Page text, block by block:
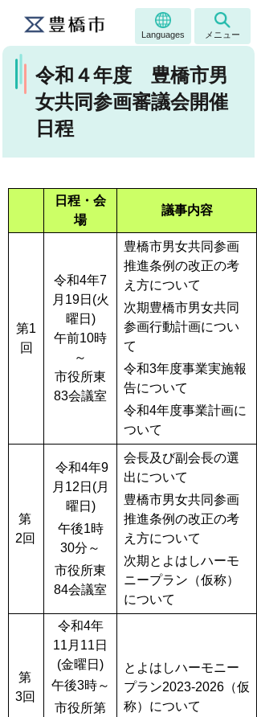
Languages メニュー
令和４年度 豊橋市男
女共同参画審議会開催
日程
日程・会
場
議事内容
第1
回
令和4年7
月19日(火
曜日)
午前10時
～
市役所東
83会議室
豊橋市男女共同参画
推進条例の改正の考
え方について
次期豊橋市男女共同
参画行動計画につい
て
令和3年度事業実施報
告について
令和4年度事業計画に
ついて
第
2回
令和4年9
月12日(月
曜日)
午後1時
30分～
市役所東
84会議室
会長及び副会長の選
出について
豊橋市男女共同参画
推進条例の改正の考
え方について
次期とよはしハーモ
ニープラン（仮称）
について
第
3回
令和4年
11月11日
(金曜日)
午後3時～
市役所第
とよはしハーモニー
プラン2023-2026（仮
称）について